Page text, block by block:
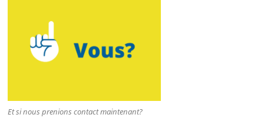
Et si nous prenions contact maintenant?